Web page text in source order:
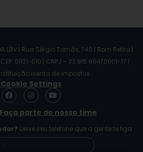
LBV | Rua Sérgio Tomás, 740 | Bom Retiro |
01131-010 | CNPJ – 33.915.604/0001-17 |
isenta de impostos
Cookie Settings
F
a
e
o
o
I
n
s
t
g
r
Y
o
t
b
e
Faça parte do nosso time
Deixe seu telefone que a gente te liga.